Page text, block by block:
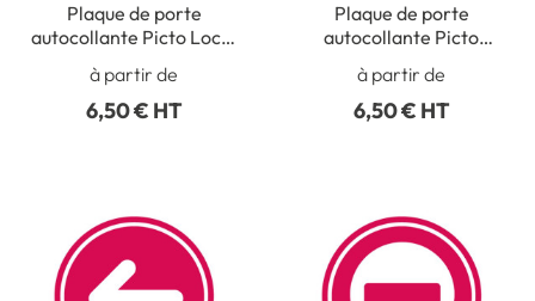
Plaque de porte
autocollante Picto Local
ménage - Vinyle adhésif
à partir de
6,50 € HT
Plaque de porte
autocollante Picto
Escaliers - Vinyle
adhésif
à partir de
6,50 € HT